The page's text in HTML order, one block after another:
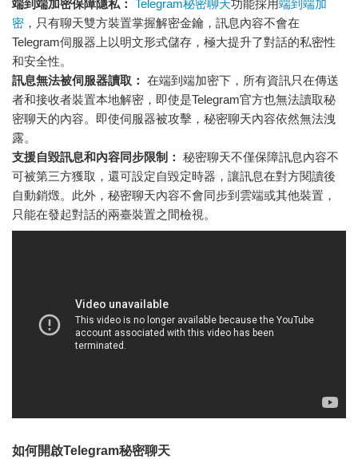
端到端加密保障隱私： Telegram秘密聊天功能採用端到端加
密 ，只有聊天雙方裝置掌握解密金鑰，訊息內容不會在
Telegram伺服器上以明文形式儲存，極大提升了對話的私密性
和安全性。
訊息無法被伺服器讀取： 在端到端加密下，所有資訊只在傳送
者和接收者裝置本地解密，即使是Telegram官方也無法讀取秘
密聊天的內容。即使伺服器被攻擊，秘密聊天內容依然無法洩
露。
支援自毀訊息和內容同步限制： 秘密聊天不僅保障訊息內容不
可被第三方獲取，還可設定自毀定時器，讓訊息在對方閱讀後
自動銷燬。此外，秘密聊天內容不會同步到雲端或其他裝置，
只能在發起對話的兩臺裝置之間檢視。
如何開啟Telegram秘密聊天